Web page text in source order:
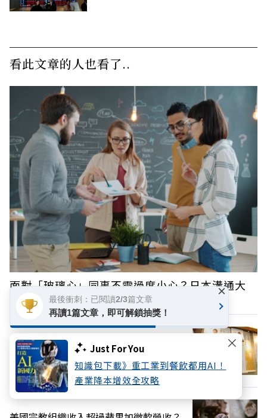
Just For You
知識包下載》重工業到餐飲都用AI！
產業降本增效全攻略
看此文章的人也看了..
面對「玻璃心」同事不需過度小心？日本溝通大
師：你反而該有話直說
哲人已遠，哲思長存——悼念高希均教授
最後衝刺：已閱讀2/3篇文章
再讀1篇文章，即可解鎖抽獎！
×